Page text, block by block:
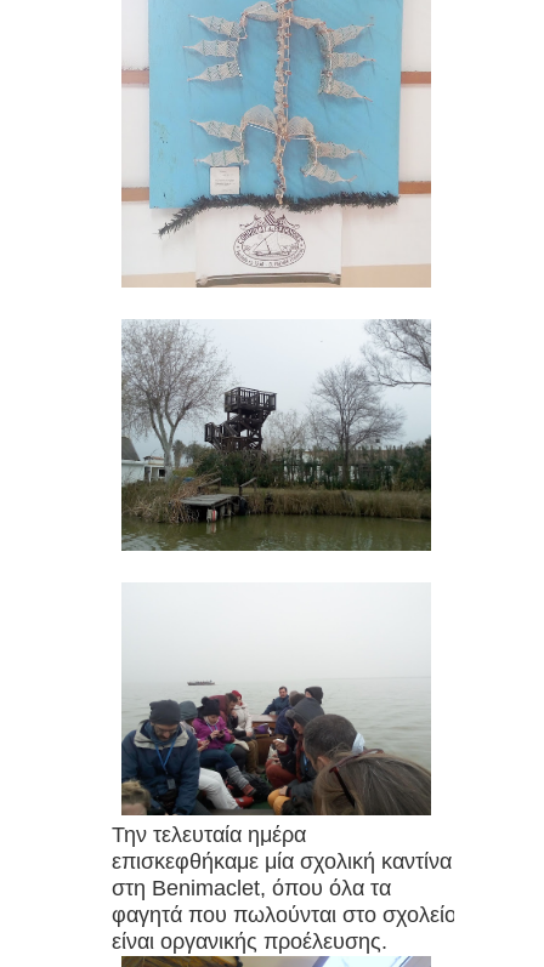
Την τελευταία ημέρα
επισκεφθήκαμε μία σχολική καντίνα
στη Benimaclet, όπου όλα τα
φαγητά που πωλούνται στο σχολείο
είναι οργανικής προέλευσης.